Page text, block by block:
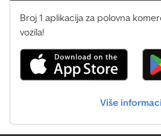
Broj 1 aplikacija za polovna
vozila!
Više